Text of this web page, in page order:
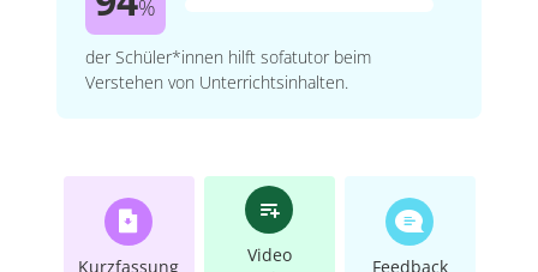
%
der Schüler*innen hilft sofatutor beim
Verstehen von Unterrichtsinhalten.
Kurzfassung
Video
Feedback